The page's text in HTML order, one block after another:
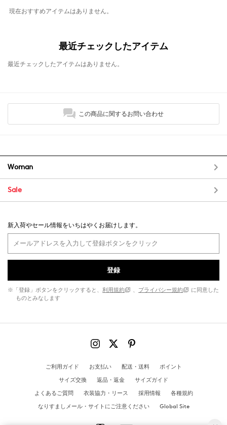
現在おすすめアイテムはありません。
最近チェックしたアイテム
最近チェックしたアイテムはありません。
この商品に関するお問い合わせ
Woman
Sale
新入荷やセール情報をいちはやくお届けします。
登録
※「登録」ボタンをクリックすると、 利用規約 、 プライバシー規約
に同意した
ものとみなします
ご利用ガイド お支払い 配送・送料
ポイント
サイズ交換
返品・返金
サイズガイド
よくあるご質問
衣装協力・リース 採用情報
各種規約
なりすましメール・サイトにご注意ください
Global Site